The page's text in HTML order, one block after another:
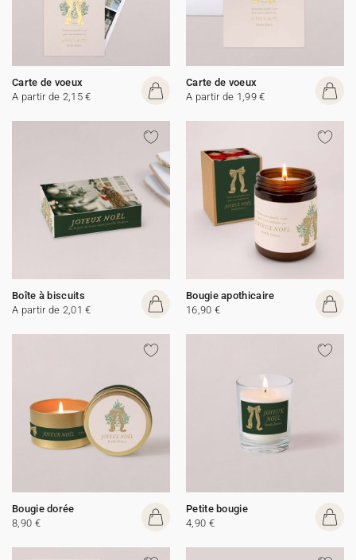
Carte de voeux
A partir de 2,15 €
Carte de voeux
A partir de 1,99 €
Boîte à biscuits
A partir de 2,01 €
Bougie apothicaire
16,90 €
Bougie dorée
8,90 €
Petite bougie
4,90 €